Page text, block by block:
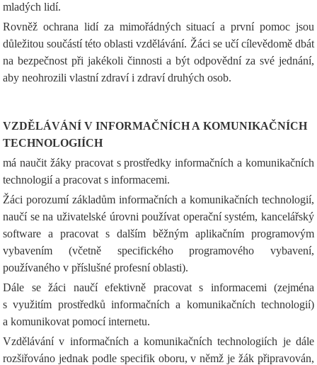
mladých lidí.
Rovněž ochrana lidí za mimořádných situací a první pomoc jsou
důležitou součástí této oblasti vzdělávání. Žáci se učí cílevědomě dbát
na bezpečnost při jakékoli činnosti a být odpovědní za své jednání,
aby neohrozili vlastní zdraví i zdraví druhých osob.
VZDĚLÁVÁNÍ V INFORMAČNÍCH A KOMUNIKAČNÍCH
TECHNOLOGIÍCH
má naučit žáky pracovat s prostředky informačních a komunikačních
technologií a pracovat s informacemi.
Žáci porozumí základům informačních a komunikačních technologií,
naučí se na uživatelské úrovni používat operační systém, kancelářský
software a pracovat s dalším běžným aplikačním programovým
vybavením (včetně specifického programového vybavení,
používaného v příslušné profesní oblasti).
Dále se žáci naučí efektivně pracovat s informacemi (zejména
s využitím prostředků informačních a komunikačních technologií)
a komunikovat pomocí internetu.
Vzdělávání v informačních a komunikačních technologiích je dále
rozšiřováno jednak podle specifik oboru, v němž je žák připravován,